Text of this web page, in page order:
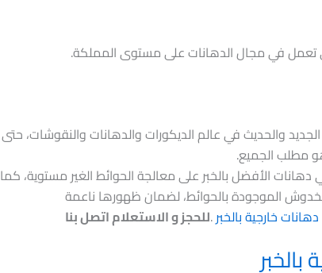
تعمل في مجال الدهانات على مستوى المملكة.
والحديث في عالم الديكورات والدهانات والنقوشات، حتى
مطلب الجميع.
الأفضل بالخبر على معالجة الحوائط الغير مستوية، كما
الموجودة بالحوائط، لضمان ظهورها ناعمة
خارجية بالخبر.للحجز و الاستعلام اتصل بنا